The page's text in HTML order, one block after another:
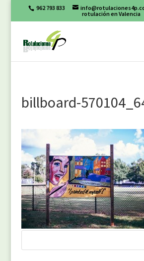
962 793 833
rotulación en Valencia
billboard-